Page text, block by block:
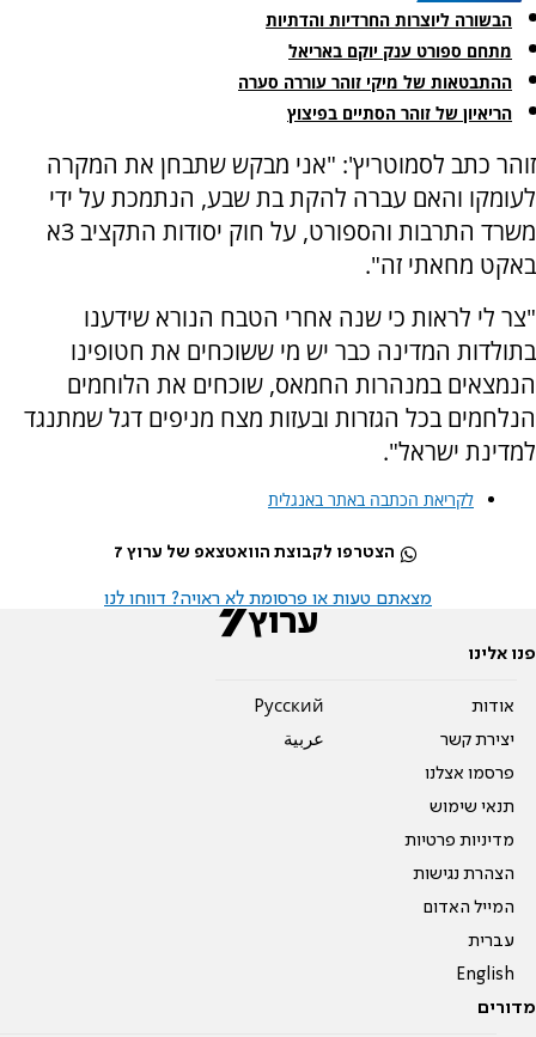
הבשורה ליוצרות החרדיות והדתיות
מתחם ספורט ענק יוקם באריאל
ההתבטאות של מיקי זוהר עוררה סערה
הריאיון של זוהר הסתיים בפיצוץ
זוהר כתב לסמוטריץ': "אני מבקש שתבחן את המקרה
לעומקו והאם עברה להקת בת שבע, הנתמכת על ידי
משרד התרבות והספורט, על חוק יסודות התקציב 3א
באקט מחאתי זה".
"צר לי לראות כי שנה אחרי הטבח הנורא שידענו
בתולדות המדינה כבר יש מי ששוכחים את חטופינו
הנמצאים במנהרות החמאס, שוכחים את הלוחמים
הנלחמים בכל הגזרות ובעזות מצח מניפים דגל שמתנגד
למדינת ישראל".
לקריאת הכתבה באתר באנגלית
הצטרפו לקבוצת הוואטצאפ של ערוץ 7
מצאתם טעות או פרסומת לא ראויה? דווחו לנו
פנו אלינו
אודות
יצירת קשר
פרסמו אצלנו
תנאי שימוש
מדיניות פרטיות
הצהרת נגישות
המייל האדום
עברית
English
Pусский
عربية
מדורים